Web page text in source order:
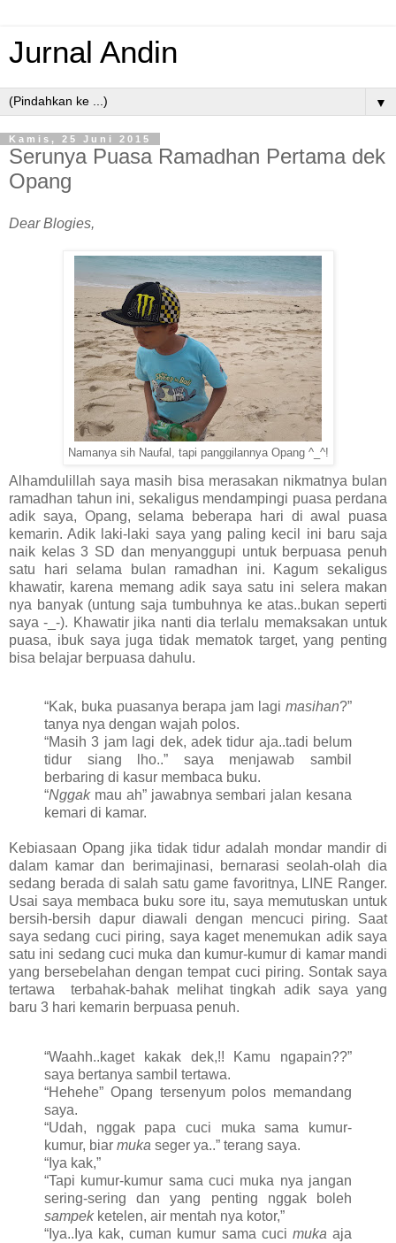
Jurnal Andin
▼
Kamis, 25 Juni 2015
Serunya Puasa Ramadhan Pertama dek
Opang
Dear Blogies,
Namanya sih Naufal, tapi panggilannya Opang ^_^!
Alhamdulillah saya masih bisa merasakan nikmatnya bulan
ramadhan tahun ini, sekaligus mendampingi puasa perdana
adik saya, Opang, selama beberapa hari di awal puasa
kemarin. Adik laki-laki saya yang paling kecil ini baru saja
naik kelas 3 SD dan menyanggupi untuk berpuasa penuh
satu hari selama bulan ramadhan ini. Kagum sekaligus
khawatir, karena memang adik saya satu ini selera makan
nya banyak (untung saja tumbuhnya ke atas..bukan seperti
saya -_-). Khawatir jika nanti dia terlalu memaksakan untuk
puasa, ibuk saya juga tidak mematok target, yang penting
bisa belajar berpuasa dahulu.
“Kak, buka puasanya berapa jam lagi masihan?”
tanya nya dengan wajah polos.
“Masih 3 jam lagi dek, adek tidur aja..tadi belum
tidur siang lho..” saya menjawab sambil
berbaring di kasur membaca buku.
“Nggakmau ah” jawabnya sembari jalan kesana
kemari di kamar.
Kebiasaan Opang jika tidak tidur adalah mondar mandir di
dalam kamar dan berimajinasi, bernarasi seolah-olah dia
sedang berada di salah satu game favoritnya, LINE Ranger.
Usai saya membaca buku sore itu, saya memutuskan untuk
bersih-bersih dapur diawali dengan mencuci piring. Saat
saya sedang cuci piring, saya kaget menemukan adik saya
satu ini sedang cuci muka dan kumur-kumur di kamar mandi
yang bersebelahan dengan tempat cuci piring. Sontak saya
tertawa terbahak-bahak melihat tingkah adik saya yang
baru 3 hari kemarin berpuasa penuh.
“Waahh..kaget kakak dek,!! Kamu ngapain??”
saya bertanya sambil tertawa.
“Hehehe” Opang tersenyum polos memandang
saya.
“Udah, nggak papa cuci muka sama kumur-
kumur, biar muka seger ya..” terang saya.
“Iya kak,”
“Tapi kumur-kumur sama cuci muka nya jangan
sering-sering dan yang penting nggak boleh
sampekketelen, air mentah nya kotor,”
“Iya..Iya kak, cuman kumur sama cuci muka aja